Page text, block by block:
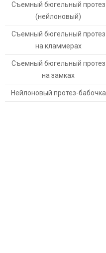
Съемный бюгельный протез
(нейлоновый)
Съемный бюгельный протез
на кламмерах
Съемный бюгельный протез
на замках
Нейлоновый протез-бабочка